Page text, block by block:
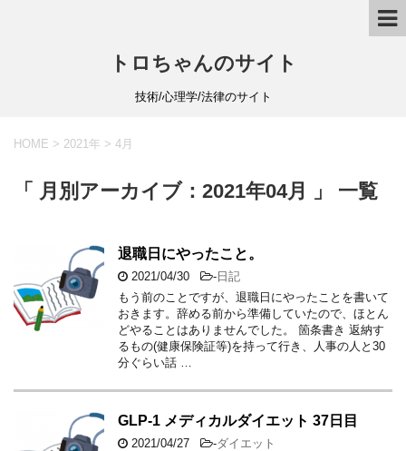
トロちゃんのサイト
技術/心理学/法律のサイト
HOME > 2021年 > 4月
「 月別アーカイブ：2021年04月 」 一覧
退職日にやったこと。
2021/04/30 -日記
もう前のことですが、退職日にやったことを書いて
おきます。辞める前から準備していたので、ほとん
どやることはありませんでした。 箇条書き 返納す
るもの(健康保険証等)を持って行き、人事の人と30
分ぐらい話 …
GLP-1 メディカルダイエット 37日目
2021/04/27 -ダイエット